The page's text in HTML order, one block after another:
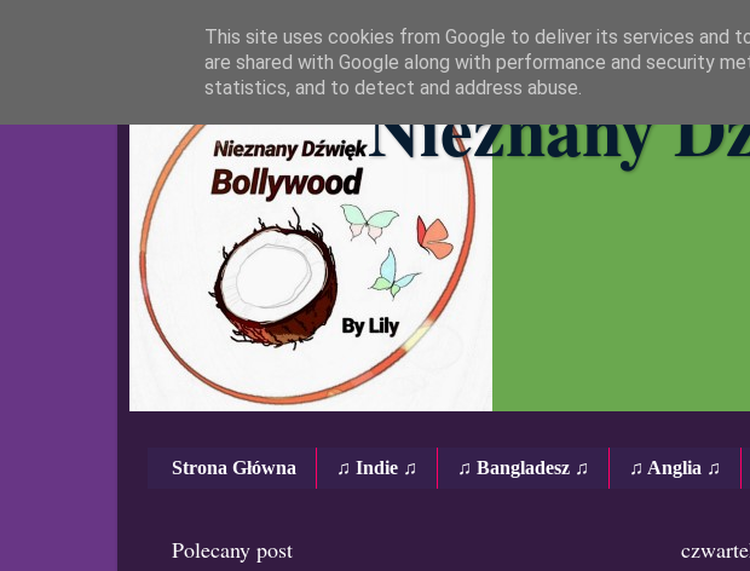
Nieznany
Strona Główna ♫ Indie ♫ ♫ Bangladesz ♫ ♫ Anglia ♫
Polecany post
This site uses cookies from Google to deliver its services and
are shared with Google along with performance and security
statistics, and to detect and address abuse.